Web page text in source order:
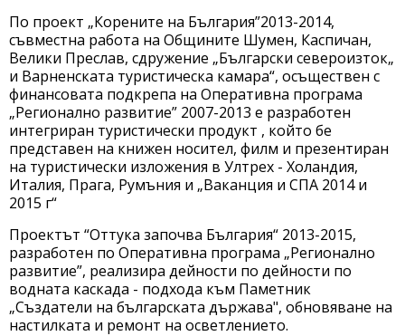
По проект „Корените на България”2013-2014,
съвместна работа на Общините Шумен, Каспичан,
Велики Преслав, сдружение „Български североизток„
и Варненската туристическа камара“, осъществен с
финансовата подкрепа на Оперативна програма
„Регионално развитие” 2007-2013 е разработен
интегриран туристически продукт , който бе
представен на книжен носител, филм и презентиран
на туристически изложения в Ултрех - Холандия,
Италия, Прага, Румъния и „Ваканция и СПА 2014 и
2015 г“
Проектът “Оттука започва България“ 2013-2015,
разработен по Оперативна програма „Регионално
развитие”, реализира дейности по дейности по
водната каскада - подхода към Паметник
„Създатели на българската държава", обновяване на
настилката и ремонт на осветлението.